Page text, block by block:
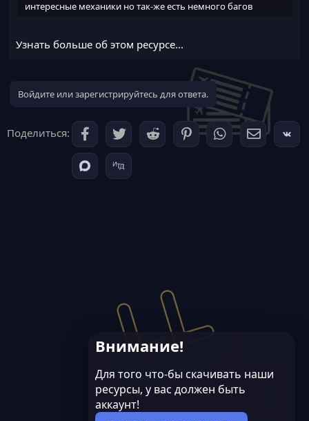
интересные механики но так-же есть немного багов
Узнать больше об этом ресурсе...
Войдите или зарегистрируйтесь для ответа.
Поделиться:
Внимание!
Для того что-бы скачивать наши
ресурсы, у вас должен быть
аккаунт!